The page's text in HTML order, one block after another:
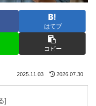
はてブ
コピー
2025.11.03 2026.07.30